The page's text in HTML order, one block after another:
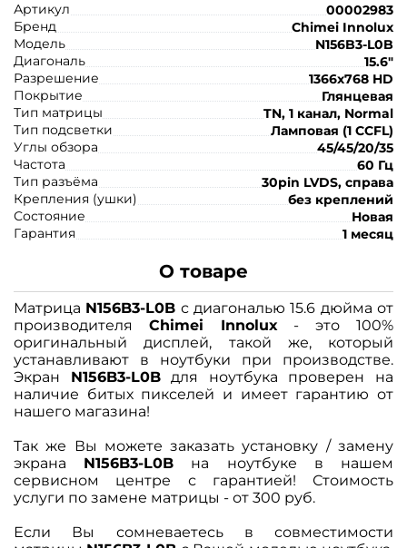
Артикул
00002983
Бренд
Chimei Innolux
Модель
N156B3-L0B
Диагональ
15.6"
Разрешение
1366x768 HD
Покрытие
Глянцевая
Тип матрицы
TN, 1 канал, Normal
Тип подсветки
Ламповая (1 CCFL)
Углы обзора
45/45/20/35
Частота
60 Гц
Тип разъёма
30pin LVDS, справа
Крепления (ушки)
без креплений
Состояние
Новая
Гарантия
1 месяц
О товаре
Матрица N156B3-L0B с диагональю 15.6 дюйма от
производителя Chimei Innolux- это 100%
оригинальный дисплей, такой же, который
устанавливают в ноутбуки при производстве.
Экран N156B3-L0Bдля ноутбука проверен на
наличие битых пикселей и имеет гарантию от
нашего магазина!
Так же Вы можете заказать установку / замену
экрана N156B3-L0B на ноутбуке в нашем
сервисном центре с гарантией! Стоимость
услуги по замене матрицы - от 300 руб.
Если Вы сомневаетесь в совместимости